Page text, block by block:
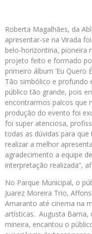
Roberta Magalhães, da
apresentar-se na Virada
belo-horizontina, pioneira
projeto feito e formado
primeiro álbum ‘Eu Quero
Tão simbólico e profundo
público tão grande, pois
encontrarmos palcos que
produção do evento foi
foi super atenciosa,
todas as dúvidas para
realizar a melhor
agradecimento a equipe
interpretação realizada”,
No Parque Municipal, o
Juarez Moreira Trio,
Amaranto até cinema na
artísticas. Augusta Barna,
mineira, encantou o